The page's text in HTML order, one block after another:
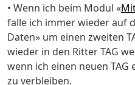
• Wenn ich beim Modul «
falle ich immer wieder auf
Daten» um einen zweiten
wieder in den Ritter TAG
wenn ich einen neuen TAG
zu verbleiben.